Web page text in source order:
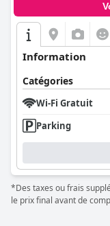
Information
Catégories
Wi-Fi Gratuit
Parking
*Des taxes ou frais
le prix final avant de